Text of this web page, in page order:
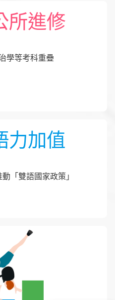
所進修
學等考科重疊
力加值
「雙語國家政策」